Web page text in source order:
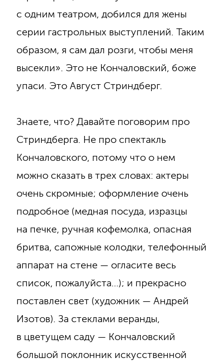
с одним театром, добился для жены
серии гастрольных выступлений. Таким
образом, я сам дал розги, чтобы меня
высекли». Это не Кончаловский, боже
упаси. Это Август Стриндберг.
Знаете, что? Давайте поговорим про
Стриндберга. Не про спектакль
Кончаловского, потому что о нем
можно сказать в трех словах: актеры
очень скромные; оформление очень
подробное (медная посуда, изразцы
на печке, ручная кофемолка, опасная
бритва, сапожные колодки, телефонный
аппарат на стене — огласите весь
список, пожалуйста…); и прекрасно
поставлен свет (художник — Андрей
Изотов). За стеклами веранды,
в цветущем саду — Кончаловский
большой поклонник искусственной